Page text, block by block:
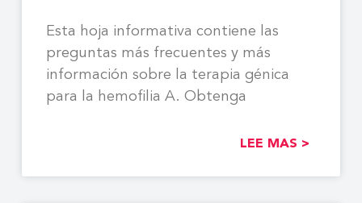
Esta hoja informativa contiene las
preguntas más frecuentes y más
información sobre la terapia génica
para la hemofilia A. Obtenga
LEE MAS >